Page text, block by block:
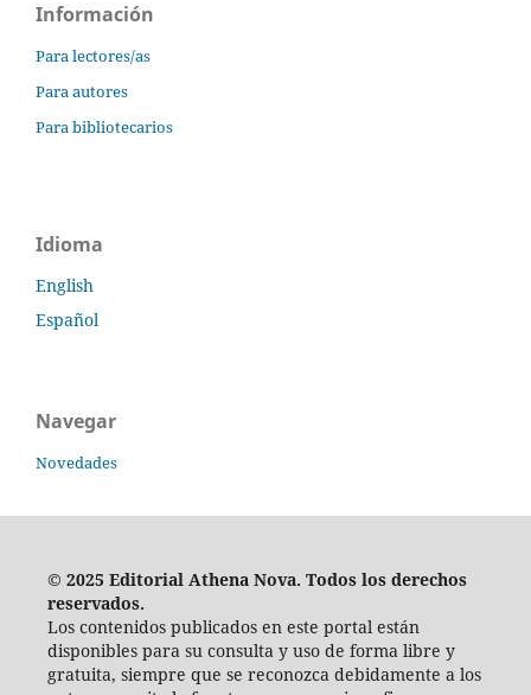
Información
Para lectores/as
Para autores
Para bibliotecarios
Idioma
English
Español
Navegar
Novedades
© 2025 Editorial Athena Nova. Todos los derechos
reservados.
Los contenidos publicados en este portal están
disponibles para su consulta y uso de forma libre y
gratuita, siempre que se reconozca debidamente a los